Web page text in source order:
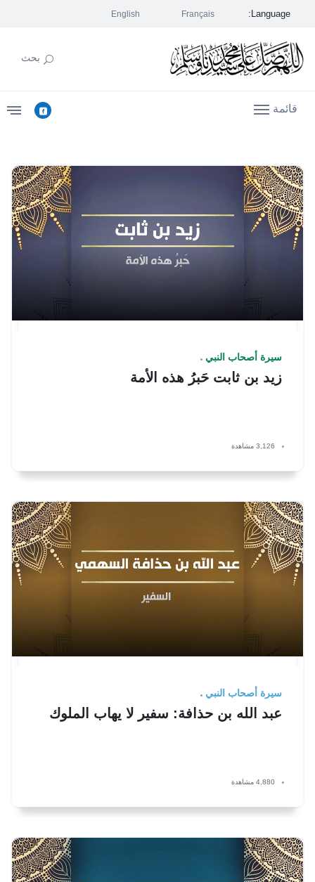
Language:
English Français
بحث
قائمة
سيرة أصحاب النبي
زيد بن ثابت حَبرُ هذه الأمة
3,126 مشاهدة
سيرة أصحاب النبي
عبد الله بن حذافة: سفير لا يهاب الملوك
4,880 مشاهدة